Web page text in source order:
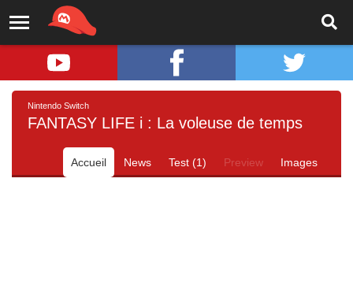
Nintendo Switch
FANTASY LIFE i : La voleuse de temps
Accueil News Test (1) Preview Images